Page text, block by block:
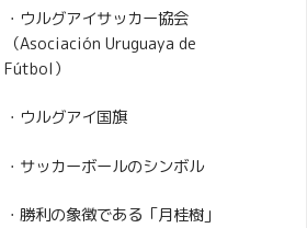
・ウルグアイサッカー協会
（Asociación Uruguaya de
Fútbol）
・ウルグアイ国旗
・サッカーボールのシンボル
・勝利の象徴である「月桂樹」